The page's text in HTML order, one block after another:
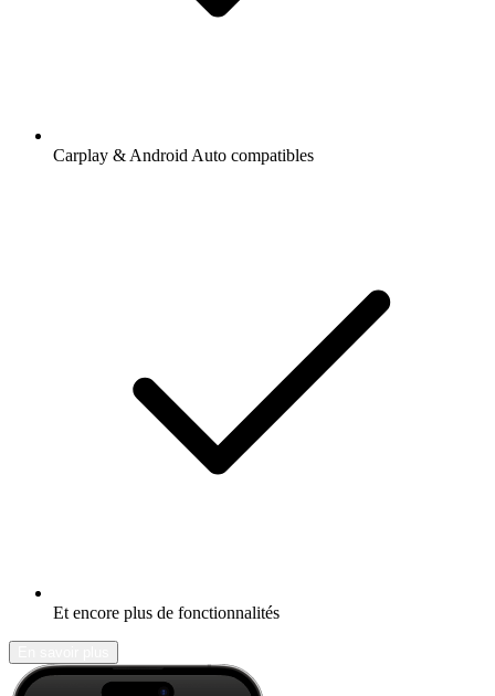
Carplay & Android Auto compatibles
Et encore plus de fonctionnalités